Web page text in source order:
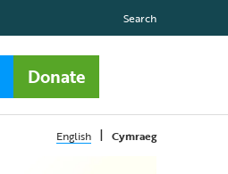
Search
Donate
English | Cymraeg